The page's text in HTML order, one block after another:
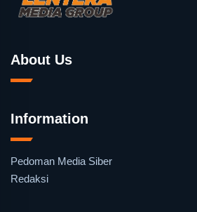
About Us
Information
Pedoman Media Siber
Redaksi